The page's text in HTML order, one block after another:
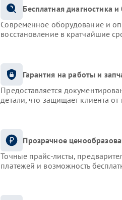
Бесплатная диагностика
Современное оборудование и
восстановление в кратчайшие
Гарантия на работы и
Предоставляется
детали, что защищает клиента
Прозрачное
Точные прайс-листы,
платежей и возможность